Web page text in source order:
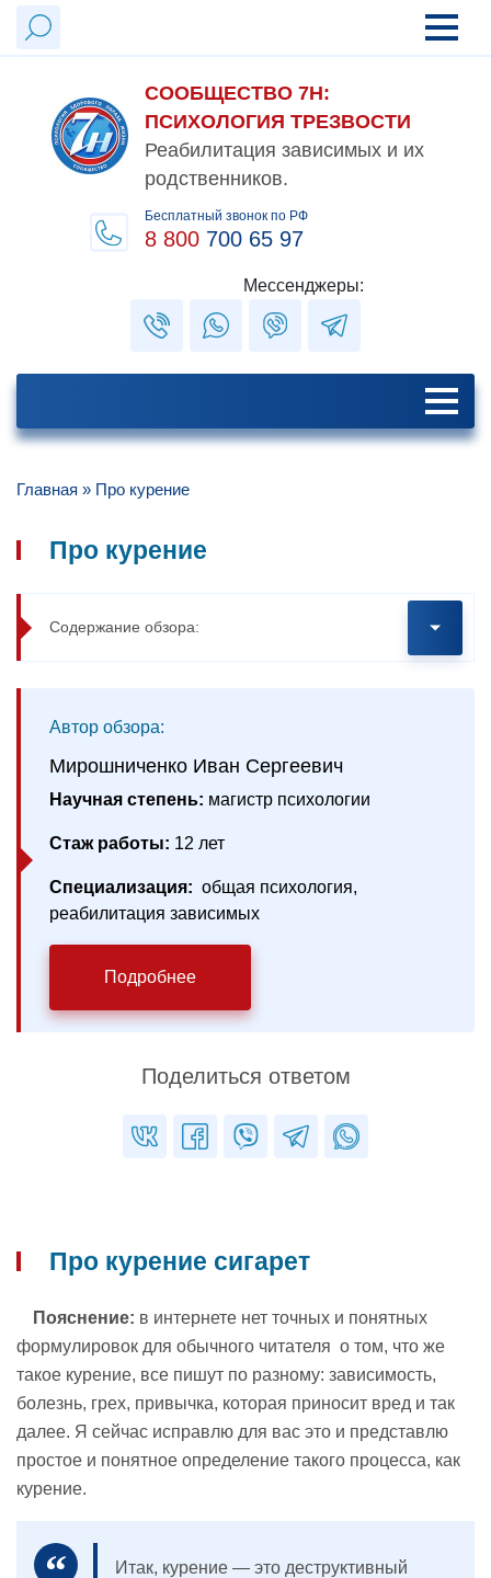
СООБЩЕСТВО 7Н:
ПСИХОЛОГИЯ ТРЕЗВОСТИ
Реабилитация зависимых и их
родственников.
Бесплатный звонок по РФ
8 800700 65 97
Мессенджеры:
Главная » Про курение
Про курение
Содержание обзора:
Автор обзора:
Мирошниченко Иван Сергеевич
Научная степень: магистр психологии
Стаж работы: 12 лет
Специализация: общая психология,
реабилитация зависимых
Подробнее
Поделиться ответом
Про курение сигарет
Пояснение: в интернете нет точных и понятных
формулировок для обычного читателя о том, что же
такое курение, все пишут по разному: зависимость,
болезнь, грех, привычка, которая приносит вред и так
далее. Я сейчас исправлю для вас это и представлю
простое и понятное определение такого процесса, как
курение.
Итак, курение — это деструктивный